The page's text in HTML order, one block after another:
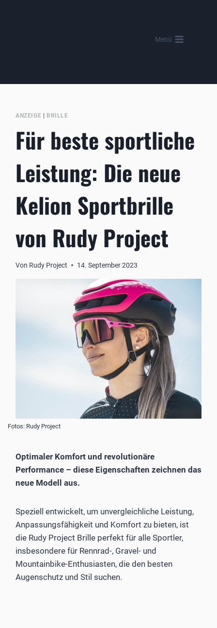
Menü
ANZEIGE BRILLE
Für beste sportliche
Leistung: Die neue
Kelion Sportbrille
von Rudy Project
Von Rudy Project 14. September 2023
Fotos: Rudy Project
Optimaler Komfort und revolutionäre
Performance – diese Eigenschaften zeichnen das
neue Modell aus.
Speziell entwickelt, um unvergleichliche Leistung,
Anpassungsfähigkeit und Komfort zu bieten, ist
die Rudy Project Brille perfekt für alle Sportler,
insbesondere für Rennrad-, Gravel- und
Mountainbike-Enthusiasten, die den besten
Augenschutz und Stil suchen.